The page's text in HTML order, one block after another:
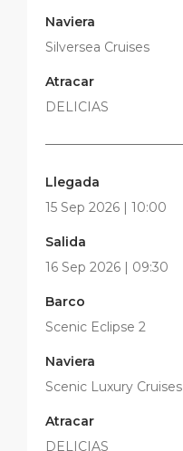
Naviera
Silversea Cruises
Atracar
DELICIAS
Llegada
15 Sep 2026 | 10:00
Salida
16 Sep 2026 | 09:30
Barco
Scenic Eclipse 2
Naviera
Scenic Luxury Cruises
Atracar
DELICIAS